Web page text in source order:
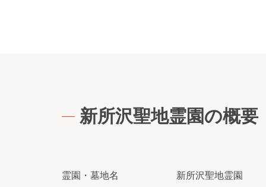
新所沢聖地霊園の概要
霊園・墓地名 新所沢聖地霊園